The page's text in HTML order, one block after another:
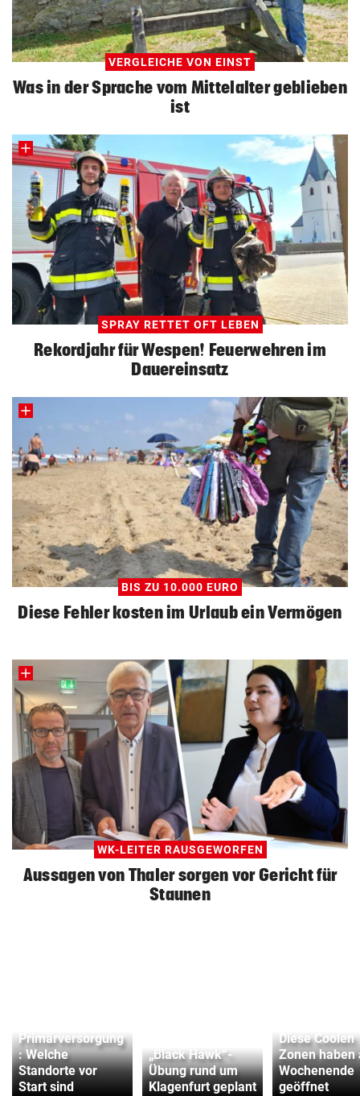
VERGLEICHE VON EINST
Was in der Sprache vom Mittelalter geblieben
ist
SPRAY RETTET OFT LEBEN
Rekordjahr für Wespen! Feuerwehren im
Dauereinsatz
BIS ZU 10.000 EURO
Diese Fehler kosten im Urlaub ein Vermögen
WK-LEITER RAUSGEWORFEN
Aussagen von Thaler sorgen vor Gericht für
Staunen
Primärversorgung
: Welche
Standorte vor
Start sind
„Black Hawk“-
Übung rund um
Klagenfurt geplant
Diese Coolen
Zonen haben
Wochenende
geöffnet